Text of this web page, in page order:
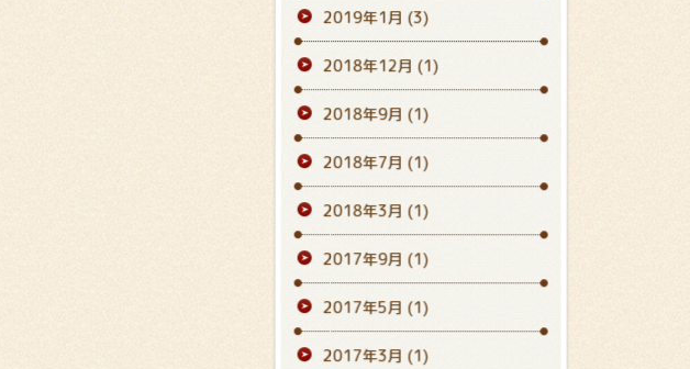
2019年1月 (3)
2018年12月 (1)
2018年9月 (1)
2018年7月 (1)
2018年3月 (1)
2017年9月 (1)
2017年5月 (1)
2017年3月 (1)